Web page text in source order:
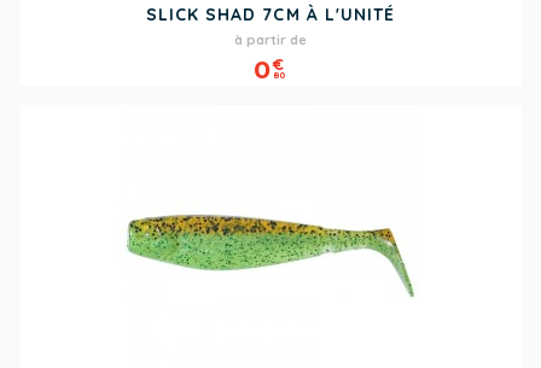
SLICK SHAD 7CM À L'UNITÉ
Prix
à partir de
0€
80